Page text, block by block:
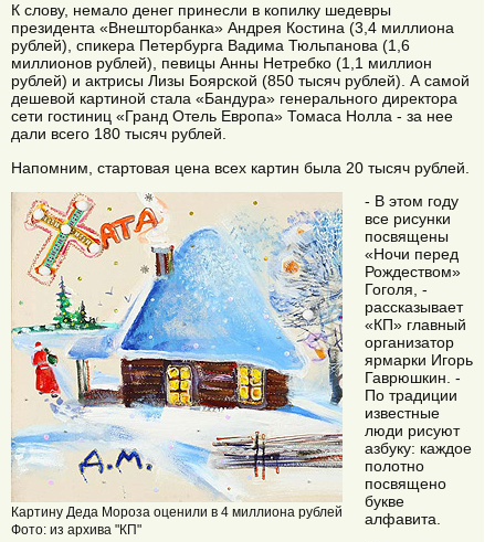
К слову, немало денег принесли в копилку шедевры
президента «Внешторбанка» Андрея Костина (3,4 миллиона
рублей), спикера Петербурга Вадима Тюльпанова (1,6
миллионов рублей), певицы Анны Нетребко (1,1 миллион
рублей) и актрисы Лизы Боярской (850 тысяч рублей). А самой
дешевой картиной стала «Бандура» генерального директора
сети гостиниц «Гранд Отель Европа» Томаса Нолла - за нее
дали всего 180 тысяч рублей.
Напомним, стартовая цена всех картин была 20 тысяч рублей.
Картину Деда Мороза оценили в 4 миллиона рублей
Фото: из архива "КП"
- В этом году
все рисунки
посвящены
«Ночи перед
Рождеством»
Гоголя, -
рассказывает
«КП» главный
организатор
ярмарки Игорь
Гаврюшкин. -
По традиции
известные
люди рисуют
азбуку: каждое
полотно
посвящено
букве
алфавита.